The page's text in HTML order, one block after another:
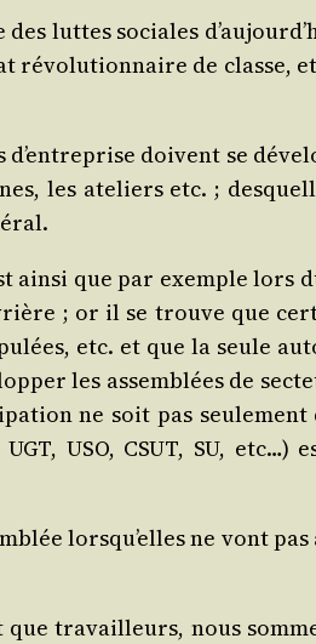
luttes sociales
de classe, et
doivent se
les ate­liers etc. ;
ain­si que par exemple
; or il se trouve que
etc. et que la seule
les assem­blées de
ne soit pas seule­ment
USO, CSUT, SU, etc…)
lors­qu’elles ne vont
tra­vailleurs, nous